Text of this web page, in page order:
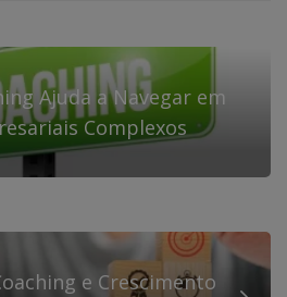
Ajuda a Navegar em
Complexos
e Crescimento